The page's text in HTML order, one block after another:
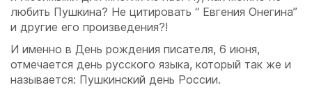
любить Пушкина? Не цитировать “ Евгения Онегина”
и другие его произведения?!
И именно в День рождения писателя, 6 июня,
отмечается день русского языка, который так же и
называется: Пушкинский день России.